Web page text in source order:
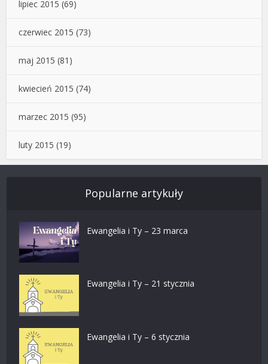
lipiec 2015 (69)
czerwiec 2015 (73)
maj 2015 (81)
kwiecień 2015 (74)
marzec 2015 (95)
luty 2015 (19)
Popularne artykuły
Ewangelia i Ty – 23 marca
Ewangelia i Ty – 21 stycznia
Ewangelia i Ty – 6 stycznia